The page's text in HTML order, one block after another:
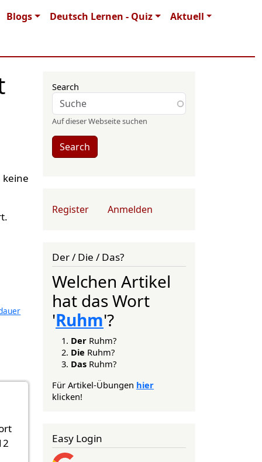
Blogs Deutsch Lernen - Quiz Aktuell
Search
Auf dieser Webseite suchen
Search
User account menu
Register Anmelden
Der / Die / Das?
Welchen Artikel
hat das Wort
'Ruhm'?
Der Ruhm?
Die Ruhm?
Das Ruhm?
Für Artikel-Übungen hier
klicken!
Easy Login